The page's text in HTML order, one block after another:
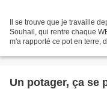
Il se trouve que je travaille
Souhail, qui rentre chaque
m'a rapporté ce pot en terre,
Un potager, ça se